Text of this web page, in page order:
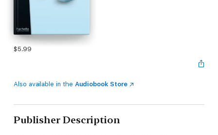
$5.99
Also available in the Audiobook Store
Publisher Description